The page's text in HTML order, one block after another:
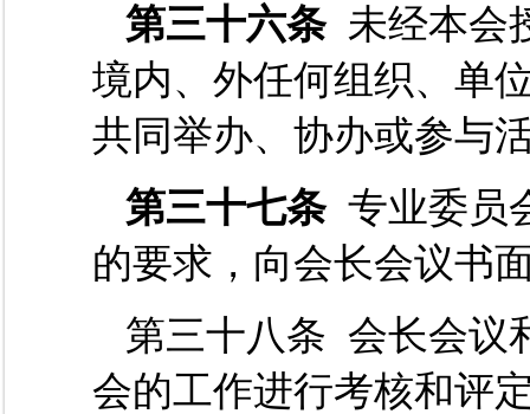
第三十六条 未经本会
境内、外任何组织、单
共同举办、协办或参与
第三十七条 专业委员
的要求，向会长会议书
第三十八条 会长会议
会的工作进行考核和评